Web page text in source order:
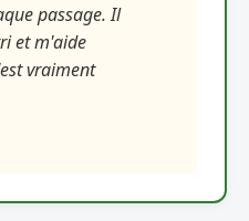
passage. Il
et m'aide
vraiment